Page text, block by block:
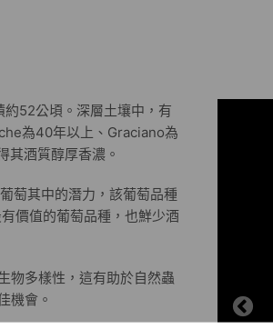
52公頃。深層土壤中，有
為40年以上、Graciano為
酒質醇厚香濃。
萄其中的潛力，該葡萄品種
價值的葡萄品種，也鮮少酒
物多樣性，這有助於自然蟲
機會。